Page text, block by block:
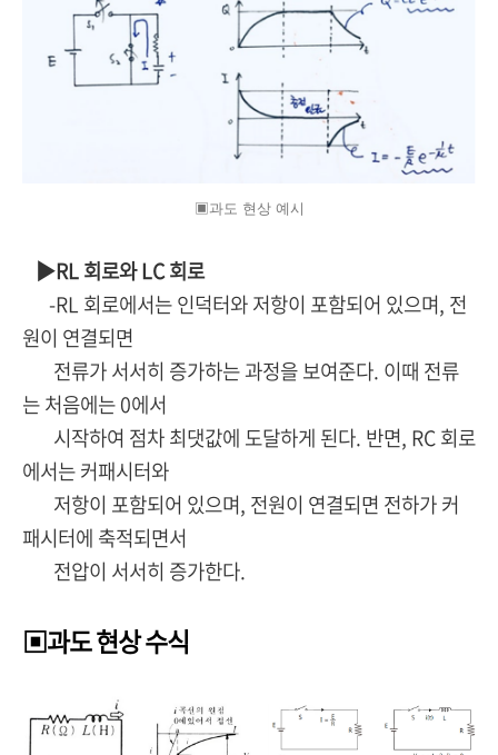
▣과도 현상 예시
▶RL 회로와 LC 회로
-RL 회로에서는 인덕터와 저항이 포함되어 있으며, 전
원이 연결되면
전류가 서서히 증가하는 과정을 보여준다. 이때 전류
는 처음에는 0에서
시작하여 점차 최댓값에 도달하게 된다. 반면, RC 회로
에서는 커패시터와
저항이 포함되어 있으며, 전원이 연결되면 전하가 커
패시터에 축적되면서
전압이 서서히 증가한다.
▣과도 현상 수식